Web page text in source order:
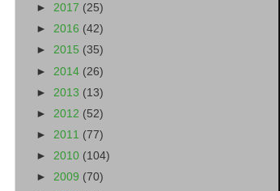
► 2017 (25)
► 2016 (42)
► 2015 (35)
► 2014 (26)
► 2013 (13)
► 2012 (52)
► 2011 (77)
► 2010 (104)
► 2009 (70)